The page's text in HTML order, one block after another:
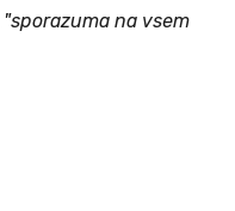
"sporazuma na vsem